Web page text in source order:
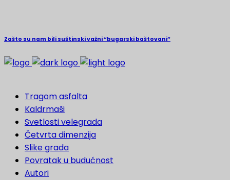
Zašto su nam bili suštinski važni “bugarski baštovani”
Tragom asfalta
Kaldrmaši
Svetlosti velegrada
Četvrta dimenzija
Slike grada
Povratak u budućnost
Autori